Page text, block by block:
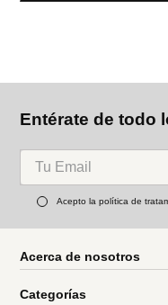
Entérate de todo
Acepto la política de
Acerca de nosotros
Categorías